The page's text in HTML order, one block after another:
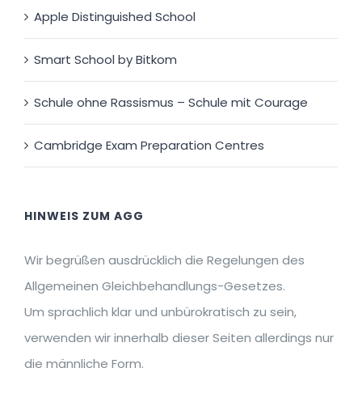
Apple Distinguished School
Smart School by Bitkom
Schule ohne Rassismus – Schule mit Courage
Cambridge Exam Preparation Centres
HINWEIS ZUM AGG
Wir begrüßen ausdrücklich die Regelungen des
Allgemeinen Gleichbehandlungs-Gesetzes.
Um sprachlich klar und unbürokratisch zu sein,
verwenden wir innerhalb dieser Seiten allerdings nur
die männliche Form.